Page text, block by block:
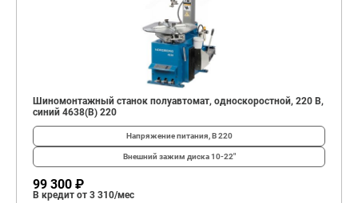
Шиномонтажный станок полуавтомат, односкоростной, 220 В,
синий 4638(B) 220
Напряжение питания, В220
Внешний зажим диска10-22"
99 300 ₽
В кредит от 3 310/мес